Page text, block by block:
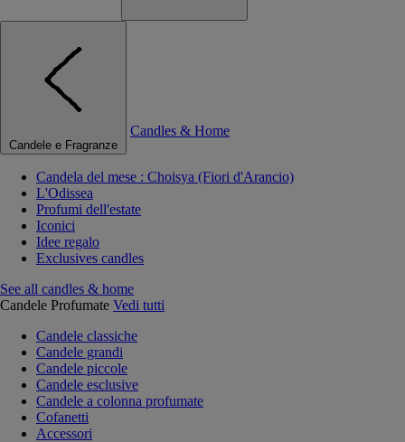
Candele e Fragranze
Candles & Home
Candela del mese : Choisya (Fiori d'Arancio)
L'Odissea
Profumi dell'estate
Iconici
Idee regalo
Exclusives candles
See all candles & home
Candele Profumate Vedi tutti
Candele classiche
Candele grandi
Candele piccole
Candele esclusive
Candele a colonna profumate
Cofanetti
Accessori